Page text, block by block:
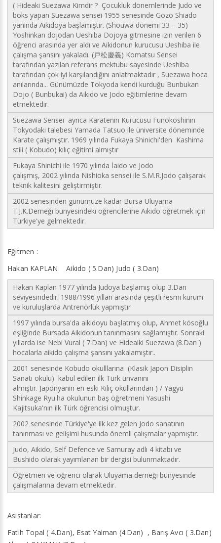
( Hideaki Suezawa Kimdir ? Çocukluk dönemlerinde Judo ve
boks yapan Suezawa sensei 1955 senesinde Gozo Shiado
yanında Aikidoya başlamıştır. (Shouwa dönemi 33 – 35)
Yoshinkan dojodan Ueshiba Dojoya gitmesine izin verilen 6
öğrenci arasında yer aldı ve Aikidonun kurucusu Ueshiba ile
çalışma şansını yakaladı. (戸松慶義) Komatsu Sensei
tarafından yazılan referans mektubu sayesinde Ueshiba
tarafından çok iyi karşılandığını anlatmaktadır , Suezawa hoca
anılarında... Günümüzde Tokyoda kendi kurduğu Bunbukan
Dojo ( Bunbukai) da Aikido ve Jodo eğitimlerine devam
etmektedir.
Suezawa Sensei ayrıca Karatenin Kurucusu Funokoshinin
Tokyodaki talebesi Yamada Tatsuo ile üniversite döneminde
Karate çalışmıştır. 1969 yılında Fukaya Shinichi'den Kashima
stili ( Kobudo) kılıç eğitimi almıştır
Fukaya Shinichi ile 1970 yılında İaido ve Jodo
çalışmış, 2002 yılında Nishioka sensei ile S.M.R.Jodo çalışarak
teknik kalitesini geliştirmiştir.
2002 senesinden günümüze kadar Bursa Uluyama
T.J.K.Derneği bünyesindeki öğrencilerine Aikido öğretmek için
Türkiye'ye gelmektedir.
Eğitmen :
Hakan KAPLAN Aikido ( 5.Dan) Judo ( 3.Dan)
Hakan Kaplan 1977 yılında Judoya başlamış olup 3.Dan
seviyesindedir. 1988/1996 yılları arasında çeşitli resmi kurum
ve kuruluşlarda Antrenörlük yapmıştır
1997 yılında bursa'da aikidoyu başlatmış olup, Ahmet kösoğlu
eşliğinde Bursada Aikidonun tanınmasını sağlamıştır. Sonraki
yıllarda ise Nebi Vural ( 7.Dan) ve Hideaiki Suezawa (8.Dan )
hocalarla aikido çalışma şansını yakalamıştır..
2001 senesinde Kobudo okulllarına (Klasik Japon Disiplin
Sanatı okulu) kabul edilen ilk Türk ünvanını
almıştır. Japonyanın en eski Kılıç okullarından ) / Yagyu
Shinkage Ryu'ha okulunun baş öğretmeni Yasushi
Kajitsuka'nın ilk Türk öğrencisi olmuştur.
2002 senesinde Türkiye'ye ilk kez gelen Jodo sanatının
tanınması ve gelişimi husunda önemli çalışmalar yapmıştır.
Judo, Aikido, Self Defence ve Samuray adlı 4 kitabı ve
Bushido olarak yayımlanan bir dergisi bulunmaktadır.
Öğretmen ve öğrenci olarak Uluyama derneği bünyesinde
çalışmalarına devam etmektedir.
Asistanlar:
Fatih Topal ( 4.Dan), Esat Yalman (4.Dan) , Barış Avcı ( 3.Dan)